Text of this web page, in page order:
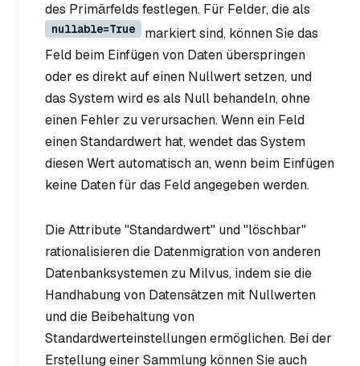
des Primärfelds festlegen. Für Felder, die als
nullable=True
markiert sind, können Sie das
Feld beim Einfügen von Daten überspringen
oder es direkt auf einen Nullwert setzen, und
das System wird es als Null behandeln, ohne
einen Fehler zu verursachen. Wenn ein Feld
einen Standardwert hat, wendet das System
diesen Wert automatisch an, wenn beim Einfügen
keine Daten für das Feld angegeben werden.
Die Attribute "Standardwert" und "löschbar"
rationalisieren die Datenmigration von anderen
Datenbanksystemen zu Milvus, indem sie die
Handhabung von Datensätzen mit Nullwerten
und die Beibehaltung von
Standardwerteinstellungen ermöglichen. Bei der
Erstellung einer Sammlung können Sie auch